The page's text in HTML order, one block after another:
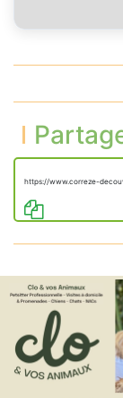
https://www.correze-